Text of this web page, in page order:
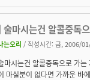
술마시는건 알콜중독
는오리 / 작성시간: 금, 2006/
마시는건 알콜중독으로 가는
마실분이 없다면 가까운 바